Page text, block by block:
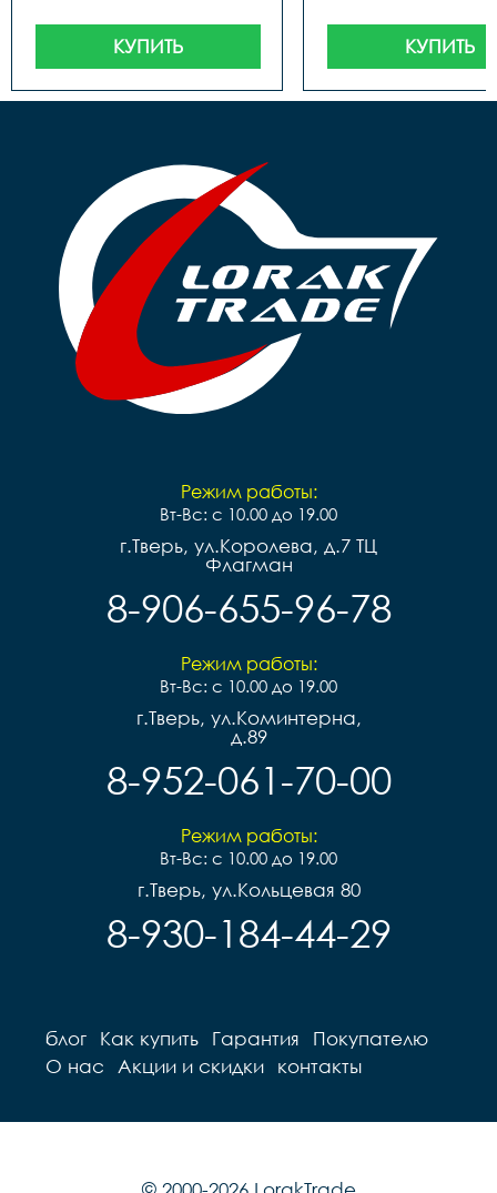
КУПИТЬ КУПИТЬ
Режим работы:
Вт-Вс: с 10.00 до 19.00
г.Тверь, ул.Королева, д.7 ТЦ
Флагман
8-906-655-96-78
Режим работы:
Вт-Вс: с 10.00 до 19.00
г.Тверь, ул.Коминтерна,
д.89
8-952-061-70-00
Режим работы:
Вт-Вс: с 10.00 до 19.00
г.Тверь, ул.Кольцевая 80
8-930-184-44-29
блог Как купить Гарантия
Покупателю
О нас
Акции и скидки контакты